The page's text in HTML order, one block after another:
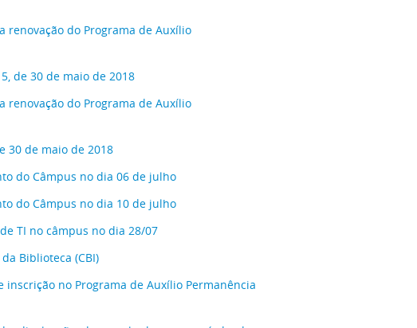
renovação do Programa de Auxílio
de 30 de maio de 2018
renovação do Programa de Auxílio
30 de maio de 2018
do Câmpus no dia 06 de julho
do Câmpus no dia 10 de julho
TI no câmpus no dia 28/07
Biblioteca (CBI)
inscrição no Programa de Auxílio Permanência